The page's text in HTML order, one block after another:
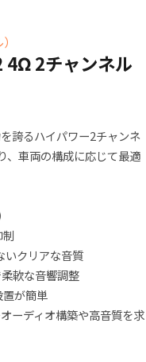
2チャンネル
誇るハイパワー2チャンネ
、車両の構成に応じて最適
いクリアな音質
軟な音響調整
が簡単
ーディオ構築や高音質を求